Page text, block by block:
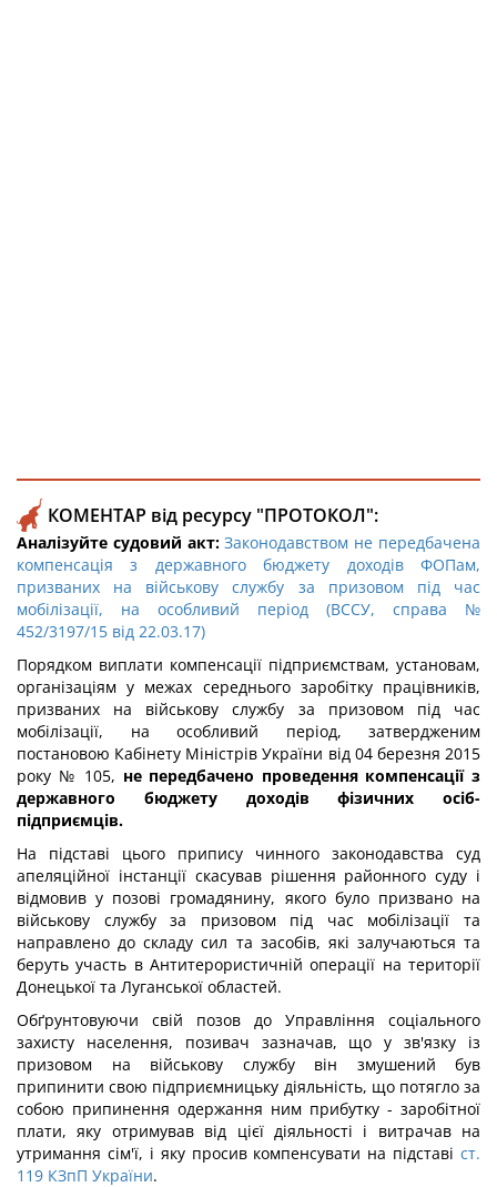
КОМЕНТАР від ресурсу "ПРОТОКОЛ":
Аналізуйте судовий акт:Законодавством не передбачена
компенсація з державного бюджету доходів ФОПам,
призваних на військову службу за призовом під час
мобілізації, на особливий період (ВССУ, справа №
452/3197/15 від 22.03.17)
Порядком виплати компенсації підприємствам, установам,
організаціям у межах середнього заробітку працівників,
призваних на військову службу за призовом під час
мобілізації, на особливий період, затвердженим
постановою Кабінету Міністрів України від 04 березня 2015
року № 105, не передбачено проведення компенсації з
державного бюджету доходів фізичних осіб-
підприємців.
На підставі цього припису чинного законодавства суд
апеляційної інстанції скасував рішення районного суду і
відмовив у позові громадянину, якого було призвано на
військову службу за призовом під час мобілізації та
направлено до складу сил та засобів, які залучаються та
беруть участь в Антитерористичній операції на території
Донецької та Луганської областей.
Обґрунтовуючи свій позов до Управління соціального
захисту населення, позивач зазначав, що у зв'язку із
призовом на військову службу він змушений був
припинити свою підприємницьку діяльність, що потягло за
собою припинення одержання ним прибутку - заробітної
плати, яку отримував від цієї діяльності і витрачав на
утримання сім'ї, і яку просив компенсувати на підставі ст.
119 КЗпП України.